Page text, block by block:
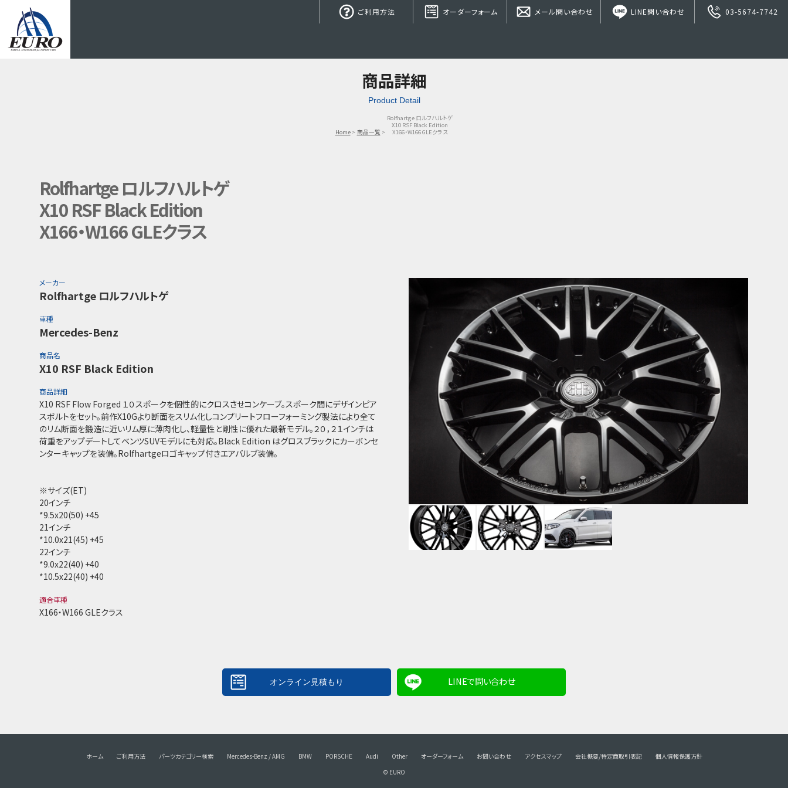
ご利用方法 オーダーフォーム メール問い合わせ LINE問い合わせ 03-5674-7742
商品詳細
Product Detail
Home 商品一覧
Rolfhartge ロルフハルトゲ
X10 RSF Black Edition
X166・W166 GLEクラス
Rolfhartge ロルフハルトゲ
X10 RSF Black Edition
X166・W166 GLEクラス
メーカー
Rolfhartge ロルフハルトゲ
車種
Mercedes-Benz
商品名
X10 RSF Black Edition
商品詳細
X10 RSF Flow Forged １０スポークを個性的にクロスさせコンケーブ。スポーク間にデザインピア
スボルトをセット。前作X10Gより断面をスリム化しコンプリートフローフォーミング製法により全て
のリム断面を鍛造に近いリム厚に薄肉化し、軽量性と剛性に優れた最新モデル。２０，２１インチは
荷重をアップデートしてベンツSUVモデルにも対応。Black Edition はグロスブラックにカーボンセ
ンターキャップを装備。Rolfhartgeロゴキャップ付きエアバルブ装備。
※サイズ(ET)
20インチ
*9.5x20(50) +45
21インチ
*10.0x21(45) +45
22インチ
*9.0x22(40) +40
*10.5x22(40) +40
適合車種
X166・W166 GLEクラス
LINEで問い合わせ
ホーム ご利用方法 パーツカテゴリー検索 Mercedes-Benz / AMG BMW PORSCHE Audi Other オーダーフォーム お問い合わせ アクセスマップ 会社概要/特定商取引表記
個人情報保護方針
© EURO